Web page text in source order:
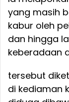
yang masih
kabur oleh
dan hingga
keberadaan
tersebut
di kediaman